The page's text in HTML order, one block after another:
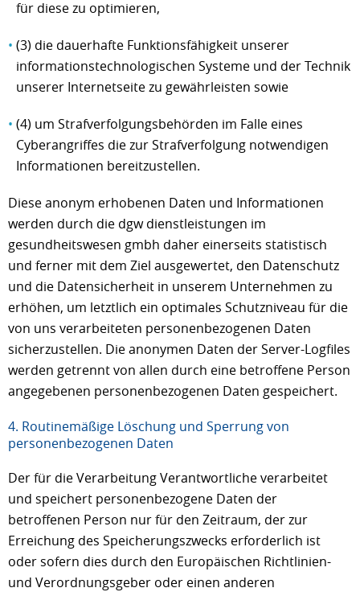
für diese zu optimieren,
(3) die dauerhafte Funktionsfähigkeit unserer
informationstechnologischen Systeme und der Technik
unserer Internetseite zu gewährleisten sowie
(4) um Strafverfolgungsbehörden im Falle eines
Cyberangriffes die zur Strafverfolgung notwendigen
Informationen bereitzustellen.
Diese anonym erhobenen Daten und Informationen
werden durch die dgw dienstleistungen im
gesundheitswesen gmbh daher einerseits statistisch
und ferner mit dem Ziel ausgewertet, den Datenschutz
und die Datensicherheit in unserem Unternehmen zu
erhöhen, um letztlich ein optimales Schutzniveau für die
von uns verarbeiteten personenbezogenen Daten
sicherzustellen. Die anonymen Daten der Server-Logfiles
werden getrennt von allen durch eine betroffene Person
angegebenen personenbezogenen Daten gespeichert.
4. Routinemäßige Löschung und Sperrung von
personenbezogenen Daten
Der für die Verarbeitung Verantwortliche verarbeitet
und speichert personenbezogene Daten der
betroffenen Person nur für den Zeitraum, der zur
Erreichung des Speicherungszwecks erforderlich ist
oder sofern dies durch den Europäischen Richtlinien-
und Verordnungsgeber oder einen anderen